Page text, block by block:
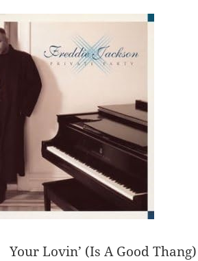
Lovin’ (Is A Good